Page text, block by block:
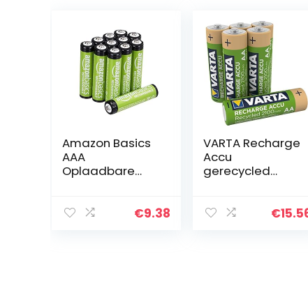
Amazon Basics
AAA
Oplaadbare
Stuks
€9.38
VARTA Recharge
Accu
gerecycled
voorgeladen AA
€